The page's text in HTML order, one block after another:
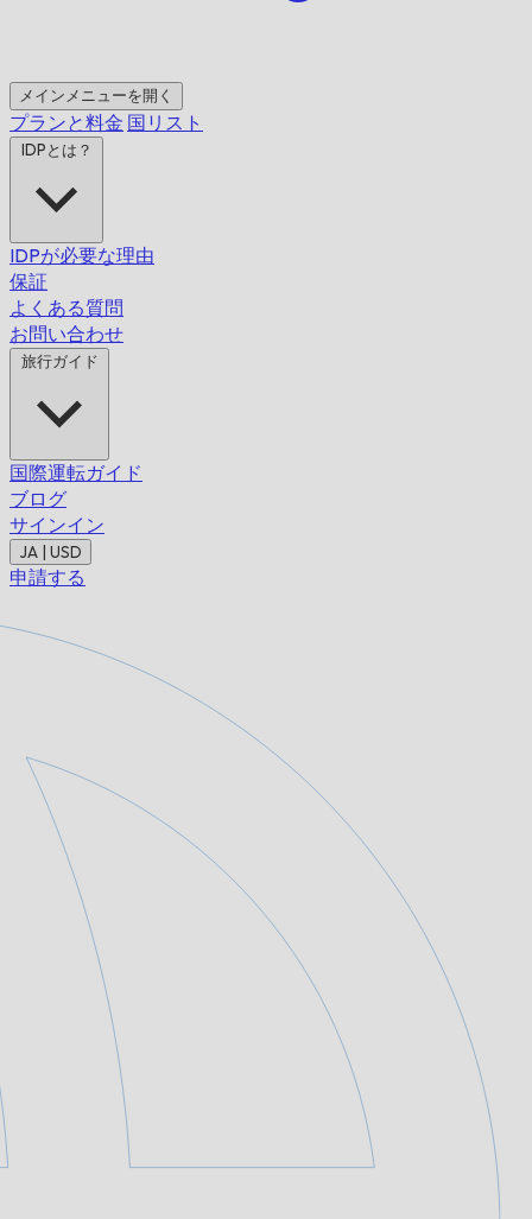
メインメニューを開く
プランと料金 国リスト
IDPとは？
IDPが必要な理由
保証
よくある質問
お問い合わせ
旅行ガイド
国際運転ガイド
ブログ
サインイン
JA | USD
申請する